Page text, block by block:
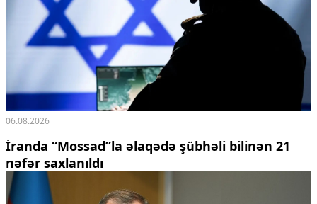
06.08.2026
İranda “Mossad”la əlaqədə şübhəli bilinən 21
nəfər saxlanıldı